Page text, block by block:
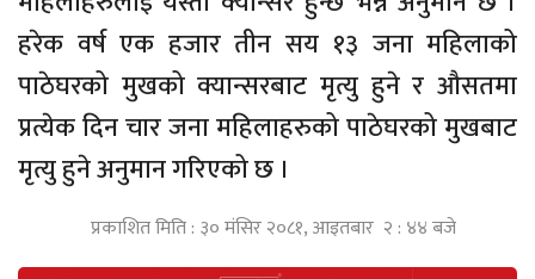
हरेक वर्ष एक हजार तीन सय १३ जना महिलाको
पाठेघरको मुखको क्यान्सरबाट मृत्यु हुने र औसतमा
प्रत्येक दिन चार जना महिलाहरुको पाठेघरको मुखबाट
मृत्यु हुने अनुमान गरिएको छ ।
प्रकाशित मिति : ३० मंसिर २०८१, आइतबार २ : ४४ बजे